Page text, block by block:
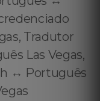
Tradutor
Las Vegas,
↔️ Português